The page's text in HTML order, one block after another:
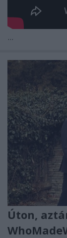
...
Úton,